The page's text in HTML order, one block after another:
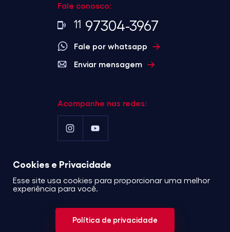
Cookies e Privacidade
Esse site usa cookies para proporcionar uma melhor
experiência para você.
Política de privacidade
Fale conosco:
11 97304-3967
Fale por whatsapp
Enviar mensagem
Acompanhe nas redes:
©2023 . Alcance
Incorporadora . Todos os
direitos reservados.
Desenvolvido por